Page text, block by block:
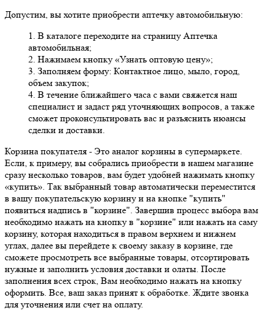
Допустим, вы хотите приобрести аптечку автомобильную:
1. В каталоге переходите на страницу Аптечка
автомобильная;
2. Нажимаем кнопку «Узнать оптовую цену»;
3. Заполняем форму: Контактное лицо, мыло, город,
объем закупок;
4. В течение ближайшего часа с вами свяжется наш
специалист и задаст ряд уточняющих вопросов, а также
сможет проконсультировать вас и разъяснить нюансы
сделки и доставки.
Корзина покупателя - Это аналог корзины в супермаркете.
Если, к примеру, вы собрались приобрести в нашем магазине
сразу несколько товаров, вам будет удобней нажимать кнопку
«купить». Так выбранный товар автоматически переместится
в вашу покупательскую корзину и на кнопке "купить"
появиться надпись в "корзине". Завершив процесс выбора вам
необходимо нажать на кнопку в "корзине" или нажать на саму
корзину, которая находиться в правом верхнем и нижнем
углах, далее вы перейдете к своему заказу в корзине, где
сможете просмотреть все выбранные товары, отсортировать
нужные и заполнить условия доставки и олаты. После
заполнения всех строк, Вам необходимо нажать на кнопку
оформить. Все, ваш заказ принят к обработке. Ждите звонка
для уточнения или счет на оплату.